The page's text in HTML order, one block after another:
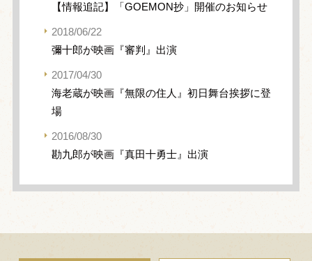
【情報追記】「GOEMON抄」開催のお知らせ
2018/06/22
彌十郎が映画『審判』出演
2017/04/30
海老蔵が映画『無限の住人』初日舞台挨拶に登
場
2016/08/30
勘九郎が映画『真田十勇士』出演